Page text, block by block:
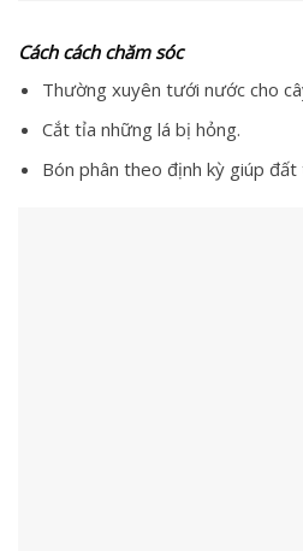
Cách cách chăm sóc
Thường xuyên tưới nước cho
Cắt tỉa những lá bị hỏng.
Bón phân theo định kỳ giúp